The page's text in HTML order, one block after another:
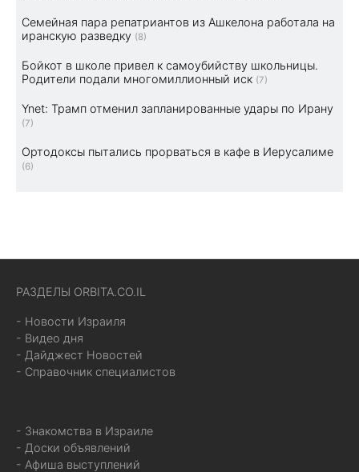
Семейная пара репатриантов из Ашкелона работала на
иранскую разведку (8)
Бойкот в школе привел к самоубийству школьницы.
Родители подали многомиллионный иск (7)
Ynet: Трамп отменил запланированные удары по Ирану
(7)
Ортодоксы пытались прорваться в кафе в Иерусалиме
(6)
РАЗДЕЛЫ ORBITA.CO.IL
- Новости Израиля
- Видео дня
- Дайджест Новостей
- Справочник специалистов
- Знакомства в Израиле
- Доски объявлений
- Афиша выступлений